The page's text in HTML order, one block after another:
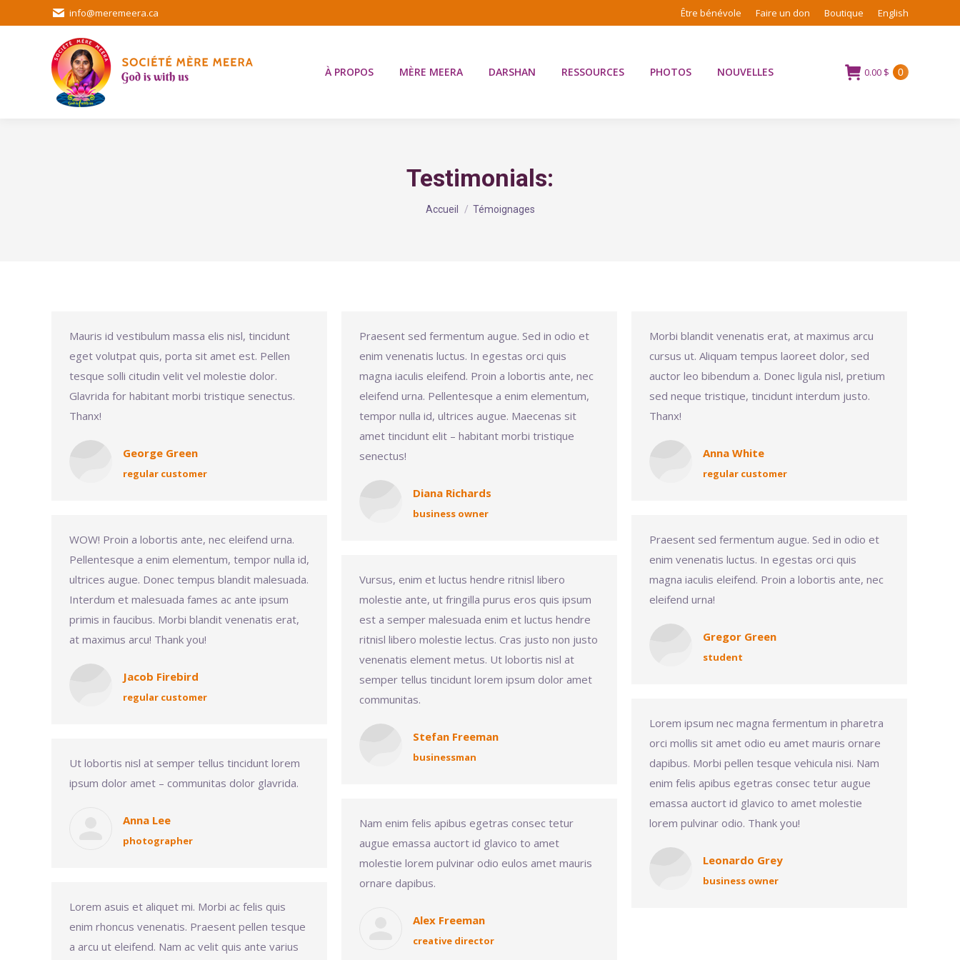
info@meremeera.ca Être bénévole Faire un don Boutique English
À PROPOS MÈRE MEERA DARSHAN RESSOURCES PHOTOS NOUVELLES 0.00 $ 0
Testimonials:
Vous êtes ici :
Accueil Témoignages
Mauris id vestibulum massa elis nisl, tincidunt
eget volutpat quis, porta sit amet est. Pellen
tesque solli citudin velit vel molestie dolor.
Glavrida for habitant morbi tristique senectus.
Thanx!
George Green
regular customer
Praesent sed fermentum augue. Sed in odio et
enim venenatis luctus. In egestas orci quis
magna iaculis eleifend. Proin a lobortis ante, nec
eleifend urna. Pellentesque a enim elementum,
tempor nulla id, ultrices augue. Maecenas sit
amet tincidunt elit – habitant morbi tristique
senectus!
Diana Richards
business owner
Morbi blandit venenatis erat, at maximus arcu
cursus ut. Aliquam tempus laoreet dolor, sed
auctor leo bibendum a. Donec ligula nisl, pretium
sed neque tristique, tincidunt interdum justo.
Thanx!
Anna White
regular customer
WOW! Proin a lobortis ante, nec eleifend urna.
Pellentesque a enim elementum, tempor nulla id,
ultrices augue. Donec tempus blandit malesuada.
Interdum et malesuada fames ac ante ipsum
primis in faucibus. Morbi blandit venenatis erat,
at maximus arcu! Thank you!
Jacob Firebird
regular customer
Praesent sed fermentum augue. Sed in odio et
enim venenatis luctus. In egestas orci quis
magna iaculis eleifend. Proin a lobortis ante, nec
eleifend urna!
Gregor Green
student
Vursus, enim et luctus hendre ritnisl libero
molestie ante, ut fringilla purus eros quis ipsum
est a semper malesuada enim et luctus hendre
ritnisl libero molestie lectus. Cras justo non justo
venenatis element metus. Ut lobortis nisl at
semper tellus tincidunt lorem ipsum dolor amet
communitas.
Stefan Freeman
businessman
Lorem ipsum nec magna fermentum in pharetra
orci mollis sit amet odio eu amet mauris ornare
dapibus. Morbi pellen tesque vehicula nisi. Nam
enim felis apibus egetras consec tetur augue
emassa auctort id glavico to amet molestie
lorem pulvinar odio. Thank you!
Leonardo Grey
business owner
Ut lobortis nisl at semper tellus tincidunt lorem
ipsum dolor amet – communitas dolor glavrida.
Anna Lee
photographer
Nam enim felis apibus egetras consec tetur
augue emassa auctort id glavico to amet
molestie lorem pulvinar odio eulos amet mauris
ornare dapibus.
Alex Freeman
creative director
Lorem asuis et aliquet mi. Morbi ac felis quis
enim rhoncus venenatis. Praesent pellen tesque
a arcu ut eleifend. Nam ac velit quis ante varius